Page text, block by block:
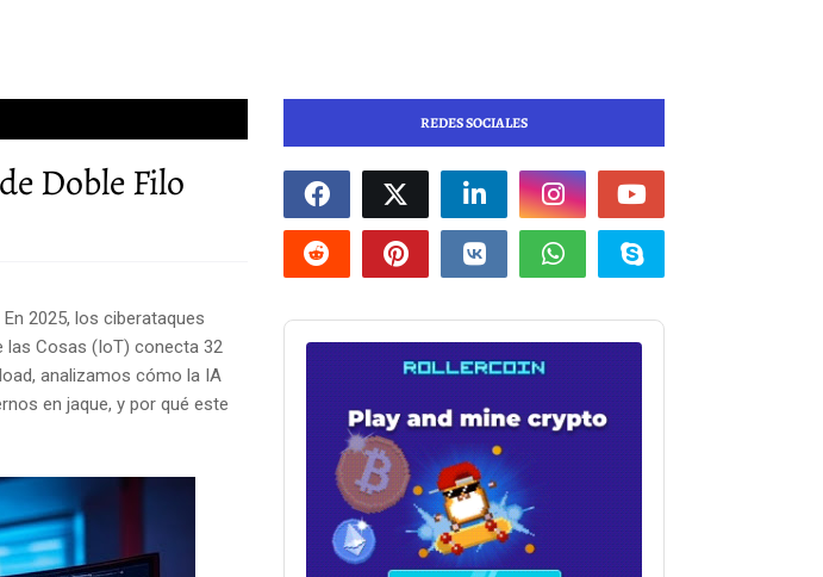
Doble Filo
2025, los ciberataques
las Cosas (IoT) conecta 32
analizamos cómo la IA
en jaque, y por qué este
REDES SOCIALES